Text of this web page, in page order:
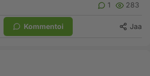
1 283
Kommentoi Jaa